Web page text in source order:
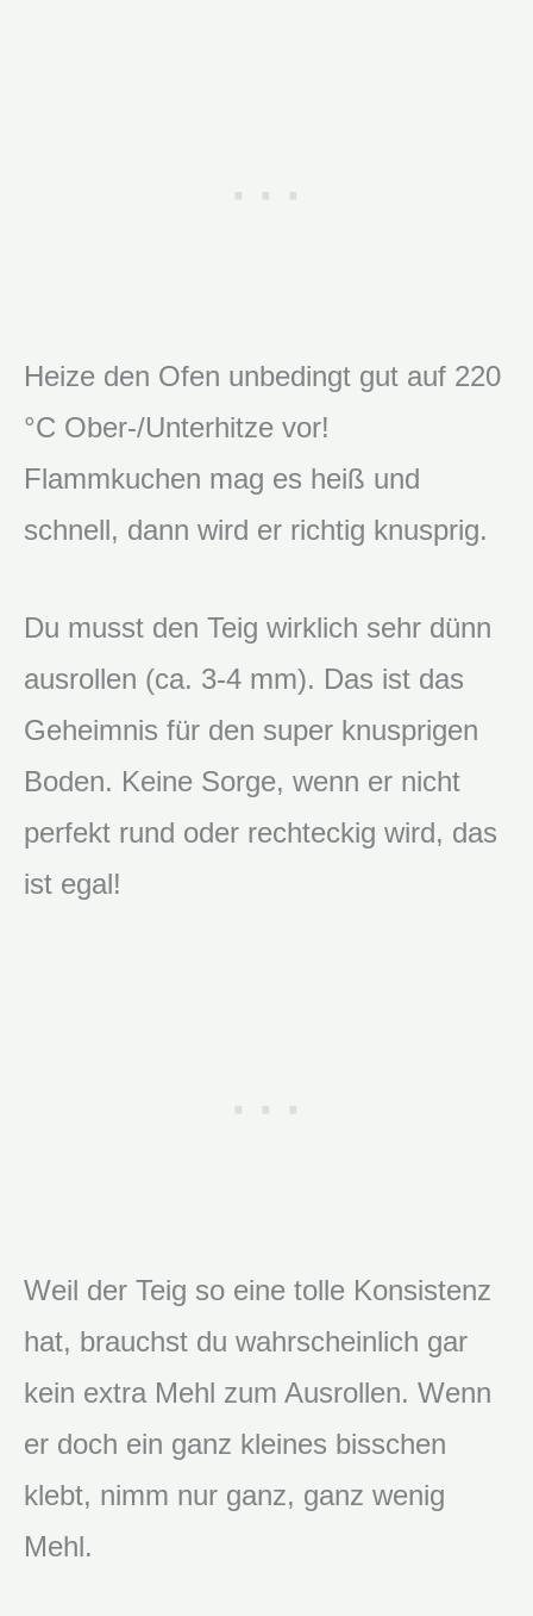
Heize den Ofen unbedingt gut auf 220
°C Ober-/Unterhitze vor!
Flammkuchen mag es heiß und
schnell, dann wird er richtig knusprig.
Du musst den Teig wirklich sehr dünn
ausrollen (ca. 3-4 mm). Das ist das
Geheimnis für den super knusprigen
Boden. Keine Sorge, wenn er nicht
perfekt rund oder rechteckig wird, das
ist egal!
Weil der Teig so eine tolle Konsistenz
hat, brauchst du wahrscheinlich gar
kein extra Mehl zum Ausrollen. Wenn
er doch ein ganz kleines bisschen
klebt, nimm nur ganz, ganz wenig
Mehl.